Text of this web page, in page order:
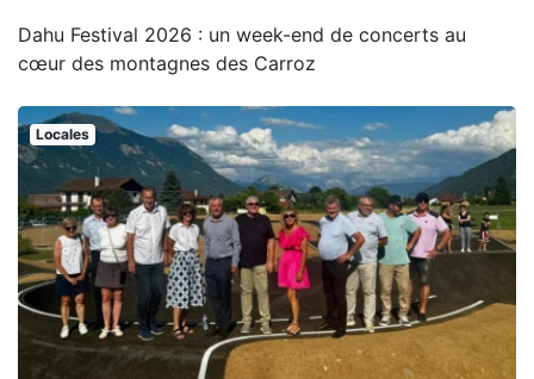
Dahu Festival 2026 : un week-end de concerts au
cœur des montagnes des Carroz
Locales